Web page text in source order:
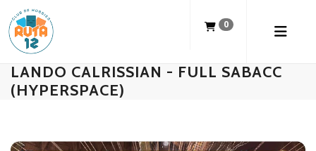
0
LANDO CALRISSIAN - FULL SABACC
(HYPERSPACE)